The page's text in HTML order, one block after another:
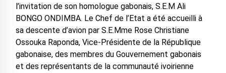
l’invitation de son homologue gabonais, S.E.M Ali
BONGO ONDIMBA. Le Chef de l’Etat a été accueilli à
sa descente d’avion par S.E.Mme Rose Christiane
Ossouka Raponda, Vice-Présidente de la République
gabonaise, des membres du Gouvernement gabonais
et des représentants de la communauté ivoirienne